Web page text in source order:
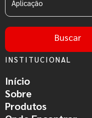
INSTITUCIONAL
Início
Sobre
Produtos
Aplicação
Buscar